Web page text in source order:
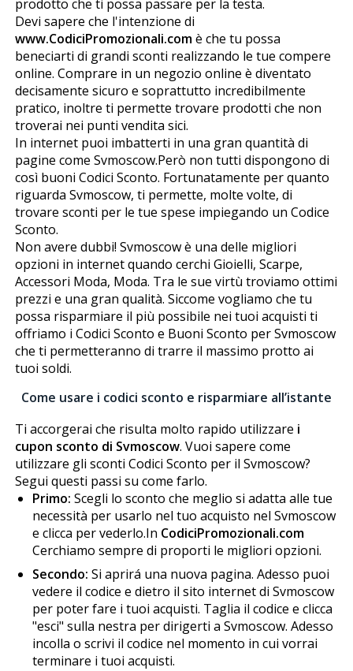
prodotto che ti possa passare per la testa.
Devi sapere che l'intenzione di
www.CodiciPromozionali.comè che tu possa
beneficiarti di grandi sconti realizzando le tue compere
online. Comprare in un negozio online è diventato
decisamente sicuro e soprattutto incredibilmente
pratico, inoltre ti permette trovare prodotti che non
troverai nei punti vendita fisici.
In internet puoi imbatterti in una gran quantità di
pagine come Svmoscow.Però non tutti dispongono di
così buoni Codici Sconto. Fortunatamente per quanto
riguarda Svmoscow, ti permette, molte volte, di
trovare sconti per le tue spese impiegando un Codice
Sconto.
Non avere dubbi! Svmoscow è una delle migliori
opzioni in internet quando cerchi Gioielli, Scarpe,
Accessori Moda, Moda. Tra le sue virtù troviamo ottimi
prezzi e una gran qualità. Siccome vogliamo che tu
possa risparmiare il più possibile nei tuoi acquisti ti
offriamo i Codici Sconto e Buoni Sconto per Svmoscow
che ti permetteranno di trarre il massimo profitto ai
tuoi soldi.
Come usare i codici sconto e risparmiare all’istante
Ti accorgerai che risulta molto rapido utilizzare i
cupon sconto di Svmoscow. Vuoi sapere come
utilizzare gli sconti Codici Sconto per il Svmoscow?
Segui questi passi su come farlo.
Primo: Scegli lo sconto che meglio si adatta alle tue
necessità per usarlo nel tuo acquisto nel Svmoscow
e clicca per vederlo.In CodiciPromozionali.com
Cerchiamo sempre di proporti le migliori opzioni.
Secondo: Si aprirá una nuova pagina. Adesso puoi
vedere il codice e dietro il sito internet di Svmoscow
per poter fare i tuoi acquisti. Taglia il codice e clicca
"esci" sulla finestra per dirigerti a Svmoscow. Adesso
incolla o scrivi il codice nel momento in cui vorrai
terminare i tuoi acquisti.